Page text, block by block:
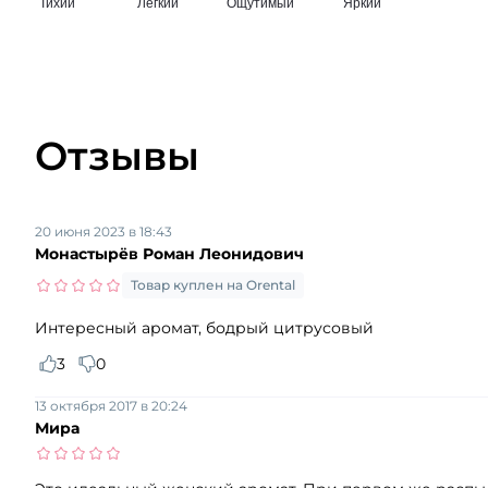
Отзывы
Монастырёв Роман Леонидович
20 июня 2023 в 18:43
Товар куплен на Orental
Интересный аромат, бодрый цитрусовый
3
0
Мира
13 октября 2017 в 20:24